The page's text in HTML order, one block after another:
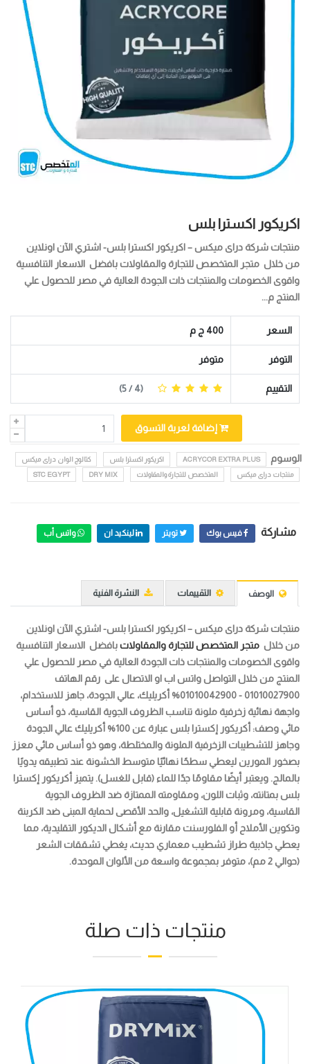
اكريكور اكسترا بلس
منتجات شركة دراى ميكس – اكريكور اكسترا بلس- اشتري الآن اونلاين
من خلال متجر المتخصص للتجارة والمقاولات بافضل الاسعار التنافسية
واقوى الخصومات والمنتجات ذات الجودة العالية في مصر للحصول علي
المنتج م...
السعر 400 ج م
التوفر متوفر
التقييم (
4
/ 5)
إضافة لعربة التسوق
الوسوم ACRYCOR EXTRA PLUS اكريكور اكسترا بلس
كتالوج الوان دراى ميكس
منتجات دراى ميكس
المتخصص للتجارة والمقاولات DRY MIX
STC EGYPT
مشاركة فيس بوك تويتر لينكيد ان واتس أب
الوصف التقييمات النشرة الفنية
منتجات شركة دراى ميكس – اكريكور اكسترا بلس-اشتري الآن اونلاين
من خلال متجر المتخصص للتجارة والمقاولاتبافضل الاسعار التنافسية
واقوى الخصومات والمنتجات ذات الجودة العالية في مصر للحصول علي
المنتج من خلال التواصل واتس اب او الاتصال على رقم الهاتف
01010027900 - 01010042900
% أكريليك، عالي الجودة، جاهز للاستخدام،
واجهة نهائية زخرفية ملونة تناسب الظروف الجوية القاسية، ذو أساس
مائي
وصف: أكريكور إكسترا بلس عبارة عن 100% أكريليك عالي الجودة
وجاهز للتشطيبات الزخرفية الملونة والمختلطة، وهو ذو أساس مائي معزز
بصخور المورين ليعطي سطحًا نهائيًا متوسط ​​الخشونة عند تطبيقه يدويًا
بالمالج. ويعتبر أيضًا مقاومًا جدًا للماء (قابل للغسل). يتميز أكريكور إكسترا
بلس بمتانته، وثبات اللون، ومقاومته الممتازة ضد الظروف الجوية
القاسية، ومرونة قابلية التشغيل، والحد الأقصى لحماية المبنى ضد الكربنة
وتكوين الأملاح أو الفلورسنت مقارنة مع أشكال الديكور التقليدية، مما
يعطي جاذبية طراز تشطيب معماري حديث، يغطي تشققات الشعر
(حوالي 2 مم)، متوفر بمجموعة واسعة من الألوان الموحدة.
منتجات ذات صلة